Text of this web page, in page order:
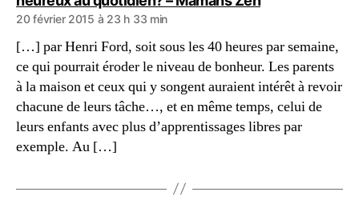
20 février 2015 à 23 h 33 min
[…] par Henri Ford, soit sous les 40 heures par semaine,
ce qui pourrait éroder le niveau de bonheur. Les parents
à la maison et ceux qui y songent auraient intérêt à revoir
chacune de leurs tâche…, et en même temps, celui de
leurs enfants avec plus d’apprentissages libres par
exemple. Au […]